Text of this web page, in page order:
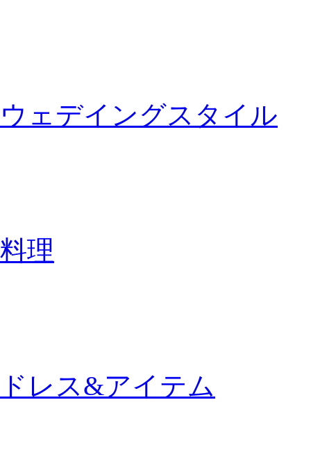
ウェデイングスタイル
料理
ドレス&アイテム